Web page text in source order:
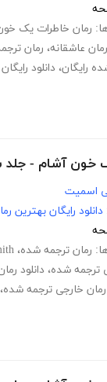
رمان خاطرات یک
رمان عاشقانه، رمان
رایگان، دانلود
یک خون آشام -
اسمیت
دانلود رایگان بهترین
رمان ترجمه شده،
ترجمه شده، دانلود
رمان خارجی ترجمه شده،